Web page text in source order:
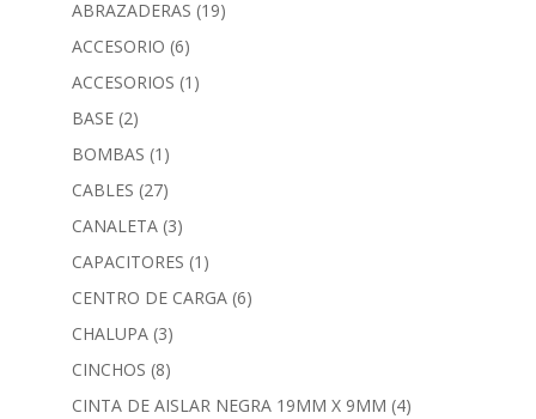
ABRAZADERAS (19)
ACCESORIO (6)
ACCESORIOS (1)
BASE (2)
BOMBAS (1)
CABLES (27)
CANALETA (3)
CAPACITORES (1)
CENTRO DE CARGA (6)
CHALUPA (3)
CINCHOS (8)
CINTA DE AISLAR NEGRA 19MM X 9MM (4)